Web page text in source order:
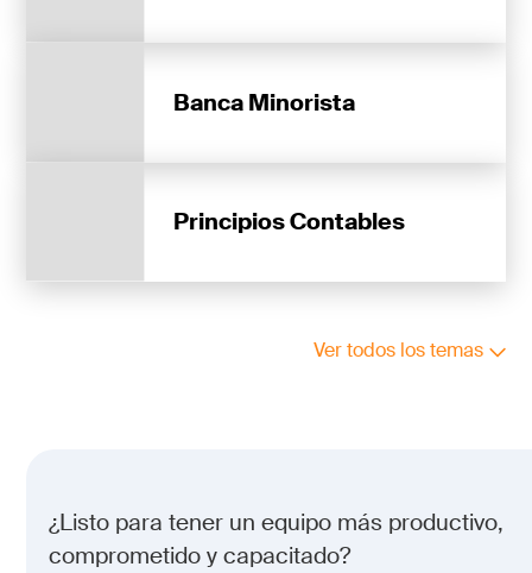
Banca Minorista
Principios Contables
Ver todos los temas
¿Listo para tener un equipo más productivo,
comprometido y capacitado?